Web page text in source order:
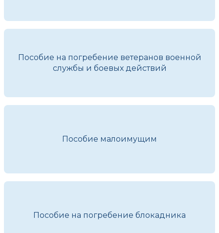
Пособие на погребение ветеранов военной
службы и боевых действий
Пособие малоимущим
Пособие на погребение блокадника